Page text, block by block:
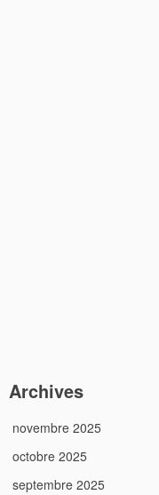
Archives
novembre 2025
octobre 2025
septembre 2025